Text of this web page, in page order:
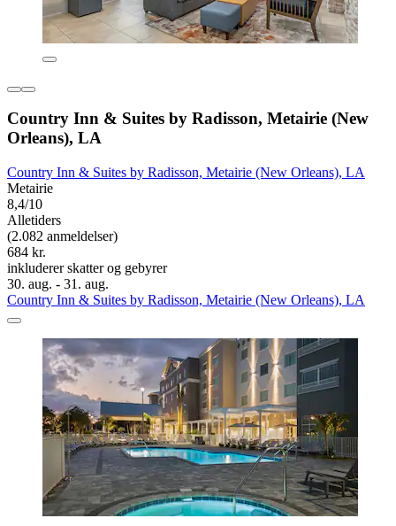
Country Inn & Suites by Radisson, Metairie (New
Orleans), LA
Country Inn & Suites by Radisson, Metairie (New Orleans), LA
Metairie
8,4/10
Alletiders
(2.082 anmeldelser)
684 kr.
inkluderer skatter og gebyrer
30. aug. - 31. aug.
Country Inn & Suites by Radisson, Metairie (New Orleans), LA